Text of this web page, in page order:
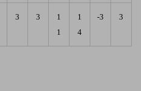
3 3
1
1
1
4
-3 3